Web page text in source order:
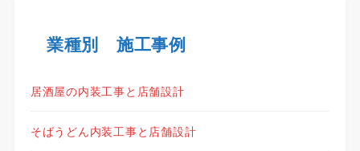
業種別 施工事例
居酒屋の内装工事と店舗設計
そばうどん内装工事と店舗設計